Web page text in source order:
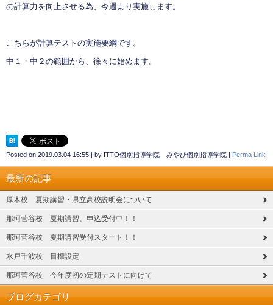
の計算力を向上させる為、今週より実施します。
こちらが計算テストの実施要綱です。
中１・中２の範囲から、徐々に始めます。
Posted on 2019.03.04 16:55 | by ITTO個別指導学院 みやび個別指導学院 | Perma Link
最新の記事
厚木校 夏期講習・県立高校説明会について
那珂菅谷校 夏期講習、申込受付中！！
那珂菅谷校 夏期講習受付スタート！！
水戸千波校 目標設定
那珂菅谷校 今年度初の定期テストに向けて
ブログカテゴリ